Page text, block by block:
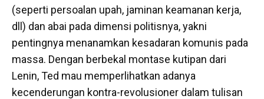
(seperti persoalan upah, jaminan keamanan kerja,
dll) dan abai pada dimensi politisnya, yakni
pentingnya menanamkan kesadaran komunis pada
massa. Dengan berbekal montase kutipan dari
Lenin, Ted mau memperlihatkan adanya
kecenderungan kontra-revolusioner dalam tulisan